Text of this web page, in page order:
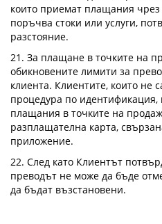
които приемат плащания
поръчва стоки или услуги,
разстояние.
21. За плащане в точките на
обикновените лимити за
клиента. Клиентите, които не
процедура по
плащания в точките на
разплащателна карта,
приложение.
22. След като Клиентът
преводът не може да бъде
да бъдат възстановени.